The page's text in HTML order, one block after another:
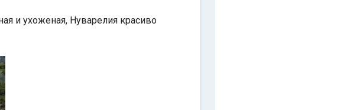
и ухоженая, Нуварелия красиво